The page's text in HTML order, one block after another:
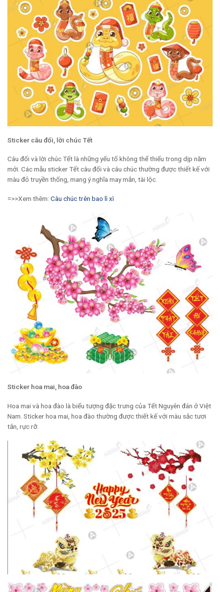
Sticker câu đối, lời chúc Tết
Câu đối và lời chúc Tết là những yếu tố không thể thiếu trong dịp năm
mới. Các mẫu sticker Tết câu đối và câu chúc thường được thiết kế với
màu đỏ truyền thống, mang ý nghĩa may mắn, tài lộc.
=>>Xem thêm: Câu chúc trên bao lì xì
Sticker hoa mai, hoa đào
Hoa mai và hoa đào là biểu tượng đặc trưng của Tết Nguyên đán ở Việt
Nam. Sticker hoa mai, hoa đào thường được thiết kế với màu sắc tươi
tắn, rực rỡ.